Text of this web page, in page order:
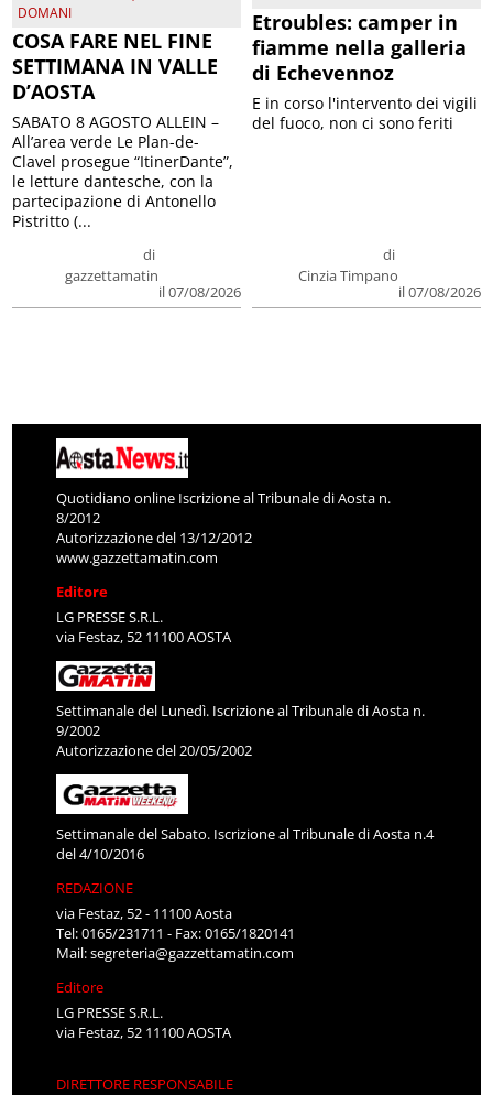
DOMANI
COSA FARE NEL FINE
SETTIMANA IN VALLE
D’AOSTA
di
gazzettamatin
il 07/08/2026
SABATO 8 AGOSTO ALLEIN –
All’area verde Le Plan-de-
Clavel prosegue “ItinerDante”,
le letture dantesche, con la
partecipazione di Antonello
Pistritto (...
Etroubles: camper in
fiamme nella galleria
di Echevennoz
di
Cinzia Timpano
il 07/08/2026
E in corso l'intervento dei vigili
del fuoco, non ci sono feriti
Quotidiano online Iscrizione al Tribunale di Aosta n.
8/2012
Autorizzazione del 13/12/2012
www.gazzettamatin.com
Editore
LG PRESSE S.R.L.
via Festaz, 52 11100 AOSTA
Settimanale del Lunedì. Iscrizione al Tribunale di Aosta n.
9/2002
Autorizzazione del 20/05/2002
Settimanale del Sabato. Iscrizione al Tribunale di Aosta n.4
del 4/10/2016
REDAZIONE
via Festaz, 52 - 11100 Aosta
Tel: 0165/231711 - Fax: 0165/1820141
Mail:segreteria@gazzettamatin.com
Editore
LG PRESSE S.R.L.
via Festaz, 52 11100 AOSTA
DIRETTORE RESPONSABILE